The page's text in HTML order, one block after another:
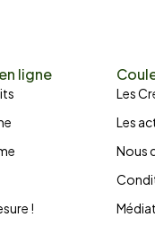
ligne
!
Les
Les
Nous